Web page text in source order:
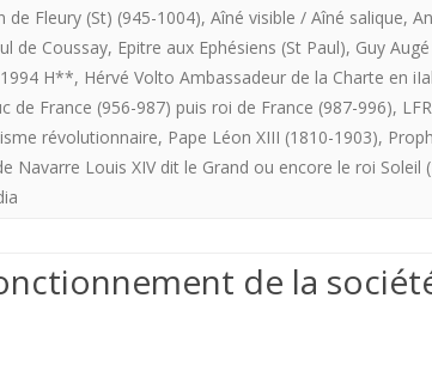
LA
CONTINUITE
D’UNE
de Fleury (St) (945-1004), Aîné visible / Aîné salique,
de Coussay, Epitre aux Ephésiens (St Paul), Guy
H**, Hérvé Volto Ambassadeur de la Charte en
de France (956-987) puis roi de France (987-996),
révolutionnaire, Pape Léon XIII (1810-1903),
Navarre Louis XIV dit le Grand ou encore le roi Soleil
de la